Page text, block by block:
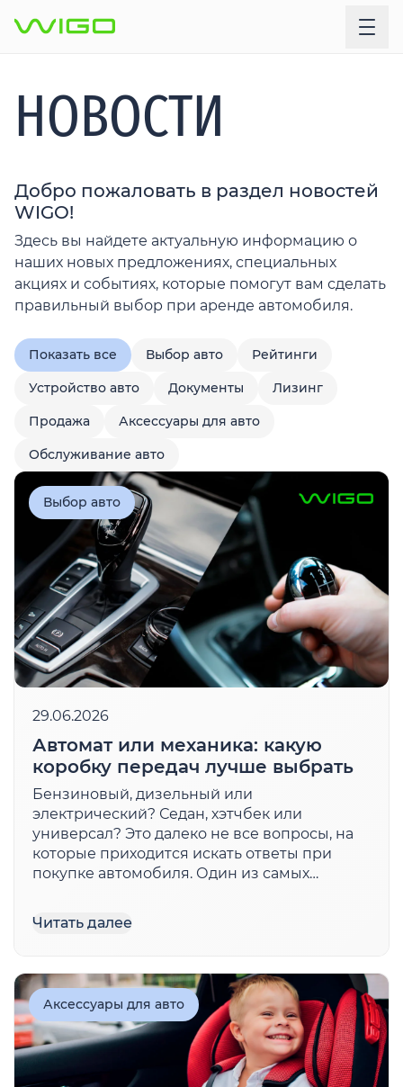
НОВОСТИ
Добро пожаловать в раздел новостей
WIGO!
Здесь вы найдете актуальную информацию о
наших новых предложениях, специальных
акциях и событиях, которые помогут вам сделать
правильный выбор при аренде автомобиля.
Показать все Выбор авто Рейтинги
Устройство авто Документы Лизинг
Продажа Аксессуары для авто
Обслуживание авто
Выбор авто
29.06.2026
Автомат или механика: какую
коробку передач лучше выбрать
Бензиновый, дизельный или
электрический? Седан, хэтчбек или
универсал? Это далеко не все вопросы, на
которые приходится искать ответы при
покупке автомобиля. Один из самых
и многое другое — какой будет
трансмиссия, а именно коробка
почти все автомобили […]
Читать далее
Аксессуары для авто